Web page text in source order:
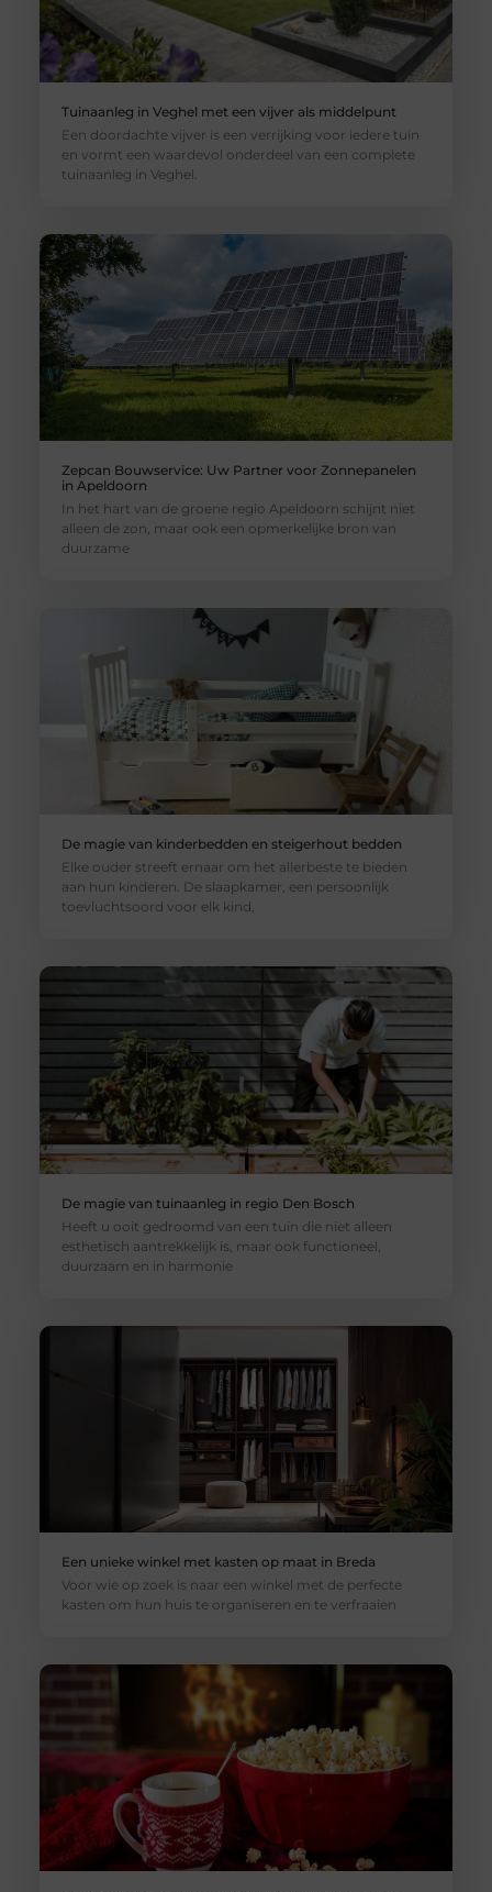
Tuinaanleg in Veghel met een vijver als middelpunt
Een doordachte vijver is een verrijking voor iedere tuin
en vormt een waardevol onderdeel van een complete
tuinaanleg in Veghel.
Zepcan Bouwservice: Uw Partner voor Zonnepanelen
in Apeldoorn
In het hart van de groene regio Apeldoorn schijnt niet
alleen de zon, maar ook een opmerkelijke bron van
duurzame
De magie van kinderbedden en steigerhout bedden
Elke ouder streeft ernaar om het allerbeste te bieden
aan hun kinderen. De slaapkamer, een persoonlijk
toevluchtsoord voor elk kind,
De magie van tuinaanleg in regio Den Bosch
Heeft u ooit gedroomd van een tuin die niet alleen
esthetisch aantrekkelijk is, maar ook functioneel,
duurzaam en in harmonie
Een unieke winkel met kasten op maat in Breda
Voor wie op zoek is naar een winkel met de perfecte
kasten om hun huis te organiseren en te verfraaien